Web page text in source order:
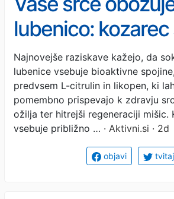
lubenico: kozarec
dan lahko
ožilja, vendar ni
za vsakogar
Najnovejše raziskave kažejo, da
lubenice vsebuje bioaktivne spojine,
predvsem L-citrulin in likopen, ki
pomembno prispevajo k zdravju
ožilja ter hitrejši regeneraciji mišic.
vsebuje približno … · Aktivni.si · 2d
objavi tvitaj